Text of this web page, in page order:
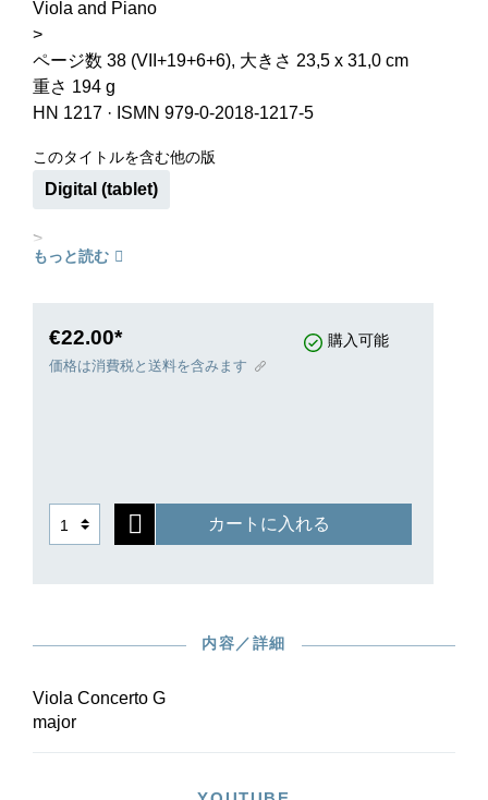
Viola and Piano
>
ページ数 38 (VII+19+6+6), 大きさ 23,5 x 31,0 cm
重さ 194 g
HN 1217 · ISMN 979-0-2018-1217-5
このタイトルを含む他の版
Digital (tablet)
>
もっと読む
€22.00* 購入可能
価格は消費税と送料を含みます
カートに入れる
内容／詳細
Viola Concerto G
major